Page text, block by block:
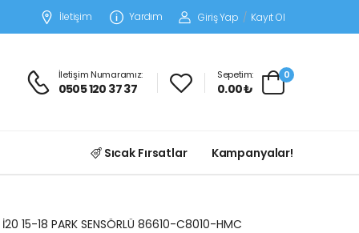
İletişim Yardım Giriş Yap / Kayıt Ol
İletişim Numaramız:
0505 120 37 37
Sepetim:
0.00 ₺
0
Sıcak Fırsatlar Kampanyalar!
15-18 PARK SENSÖRLÜ 86610-C8010-HMC